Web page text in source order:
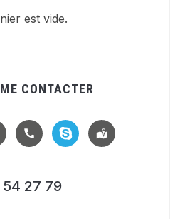
est vide.
CONTACTER
handsetskype
location-
alt
27 79